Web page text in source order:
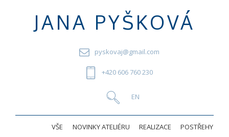
JANA PYŠKOVÁ
pyskovaj@gmail.com
+420 606 760 230
VŠE NOVINKY ATELIÉRU REALIZACE POSTŘEHY